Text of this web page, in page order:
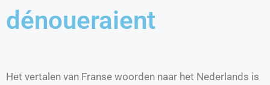
dénoueraient
Het vertalen van Franse woorden naar het Nederlands is